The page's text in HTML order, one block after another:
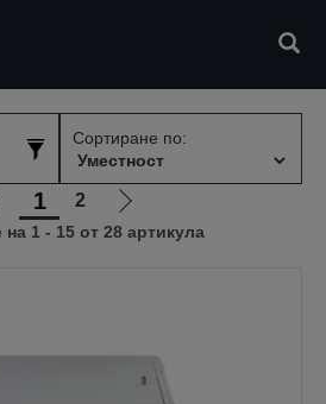
Сортиране по:
1 2
Отиди
на
на 1 - 15 от 28 артикула